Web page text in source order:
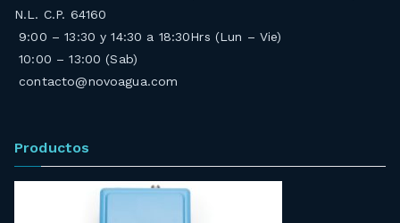
N.L. C.P. 64160
9:00 – 13:30 y 14:30 a 18:30Hrs (Lun – Vie)
10:00 – 13:00 (Sab)
contacto@novoagua.com
Productos